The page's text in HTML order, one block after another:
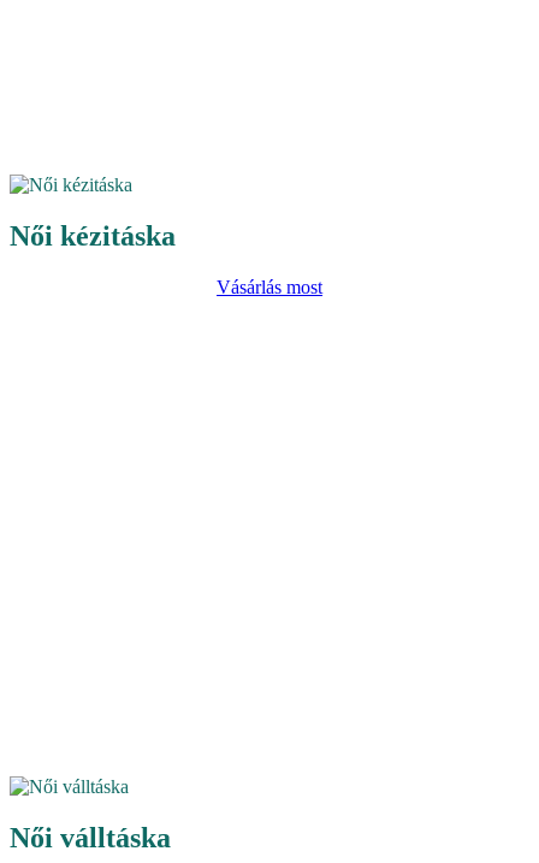
Női kézitáska
Vásárlás most
Női válltáska